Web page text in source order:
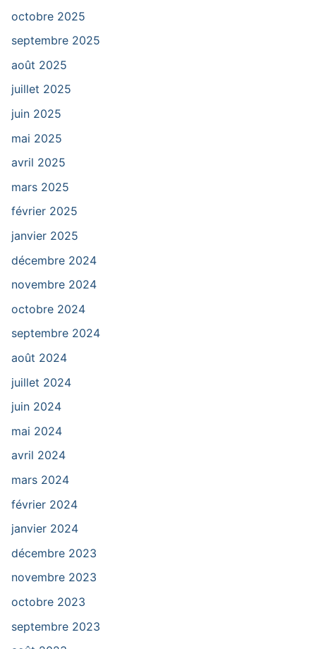
octobre 2025
septembre 2025
août 2025
juillet 2025
juin 2025
mai 2025
avril 2025
mars 2025
février 2025
janvier 2025
décembre 2024
novembre 2024
octobre 2024
septembre 2024
août 2024
juillet 2024
juin 2024
mai 2024
avril 2024
mars 2024
février 2024
janvier 2024
décembre 2023
novembre 2023
octobre 2023
septembre 2023